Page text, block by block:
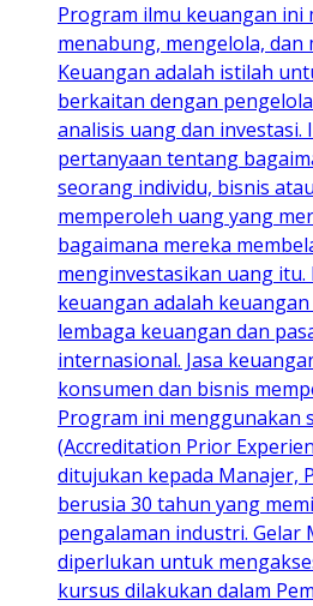
Program ilmu keuangan ini
menabung, mengelola,
Keuangan adalah istilah
berkaitan dengan
analisis uang dan
pertanyaan tentang
seorang individu, bisnis
memperoleh uang yang
bagaimana mereka
menginvestasikan uang itu.
keuangan adalah
lembaga keuangan dan
internasional. Jasa
konsumen dan bisnis
Program ini menggunakan
(Accreditation Prior
ditujukan kepada Manajer,
berusia 30 tahun yang
pengalaman industri. Gelar
diperlukan untuk
kursus dilakukan dalam